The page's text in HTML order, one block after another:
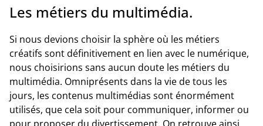
Les métiers du multimédia.
Si nous devions choisir la sphère où les métiers
créatifs sont définitivement en lien avec le numérique,
nous choisirions sans aucun doute les métiers du
multimédia. Omniprésents dans la vie de tous les
jours, les contenus multimédias sont énormément
utilisés, que cela soit pour communiquer, informer ou